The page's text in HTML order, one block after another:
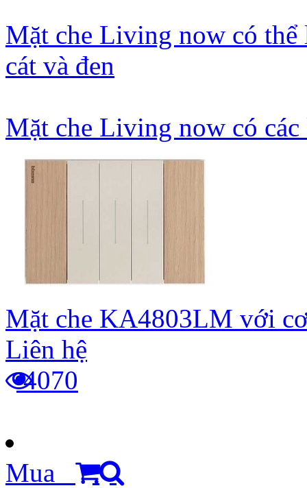
Mặt che Living now có thể
cát và đen
Mặt che Living now có
Mặt che KA4803LM với
Liên hệ
4070
Mua